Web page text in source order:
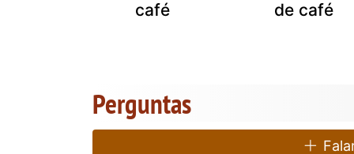
café
de café
Perguntas